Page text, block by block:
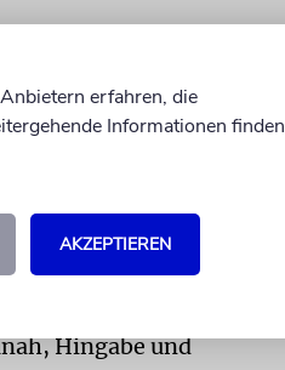
absurdum geführt hat.
immer darauf
können. Und dazu
Hingabe und
erfahren, die
Informationen finden
AKZEPTIEREN